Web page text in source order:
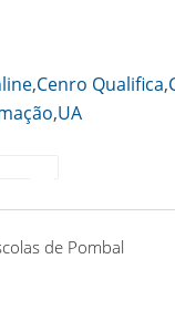
,Cenro Qualifica,
,UA
de Pombal